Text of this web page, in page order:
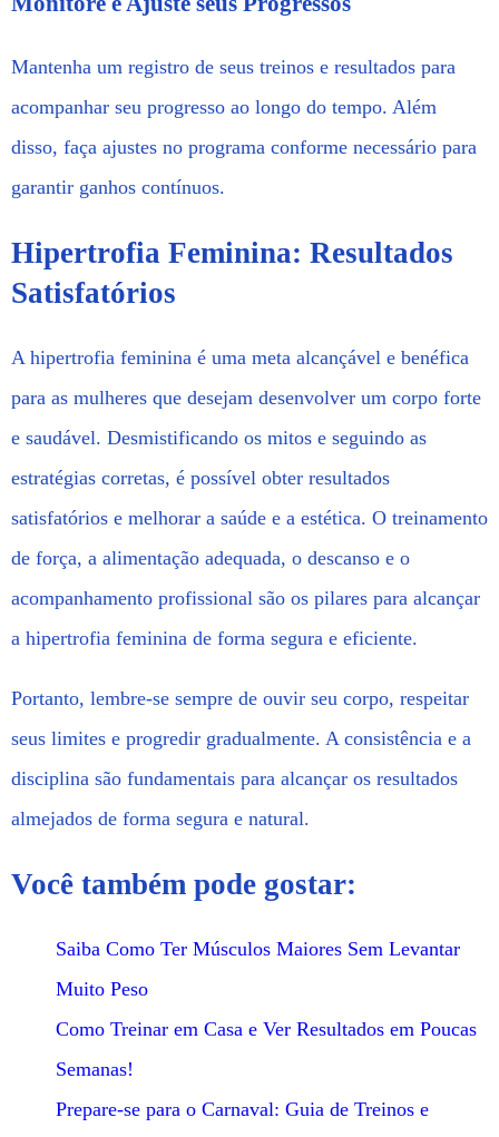
Mantenha um registro de seus treinos e resultados para
acompanhar seu progresso ao longo do tempo. Além
disso, faça ajustes no programa conforme necessário para
garantir ganhos contínuos.
Hipertrofia Feminina: Resultados
Satisfatórios
A hipertrofia feminina é uma meta alcançável e benéfica
para as mulheres que desejam desenvolver um corpo forte
e saudável. Desmistificando os mitos e seguindo as
estratégias corretas, é possível obter resultados
satisfatórios e melhorar a saúde e a estética. O treinamento
de força, a alimentação adequada, o descanso e o
acompanhamento profissional são os pilares para alcançar
a hipertrofia feminina de forma segura e eficiente.
Portanto, lembre-se sempre de ouvir seu corpo, respeitar
seus limites e progredir gradualmente. A consistência e a
disciplina são fundamentais para alcançar os resultados
almejados de forma segura e natural.
Você também pode gostar:
Saiba Como Ter Músculos Maiores Sem Levantar
Muito Peso
Como Treinar em Casa e Ver Resultados em Poucas
Semanas!
Prepare-se para o Carnaval: Guia de Treinos e